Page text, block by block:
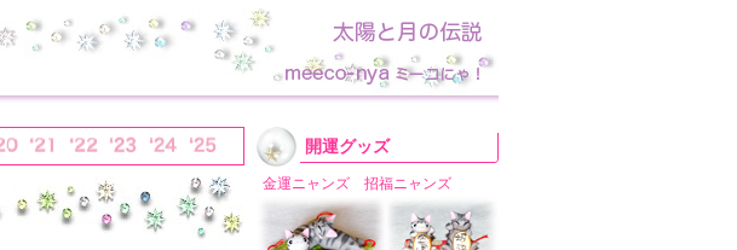
開運グッズ
金運ニャンズ 招福ニャンズ